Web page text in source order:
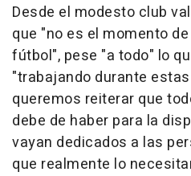
Desde el modesto club
que "no es el momento
fútbol", pese "a todo" lo
"trabajando durante
queremos reiterar que
debe de haber para la
vayan dedicados a las
que realmente lo